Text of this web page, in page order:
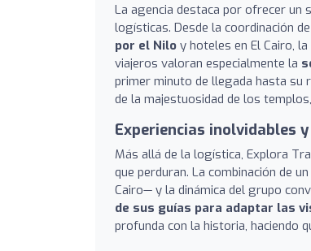
La agencia destaca por ofrecer un
logísticas. Desde la coordinación
por el Nilo y hoteles en El Cairo,
viajeros valoran especialmente la
primer minuto de llegada hasta su
de la majestuosidad de los
Experiencias inolvidables
Más allá de la logística, Explora
que perduran. La combinación de
Cairo— y la dinámica del grupo
de sus guías para adaptar las
profunda con la historia, haciendo